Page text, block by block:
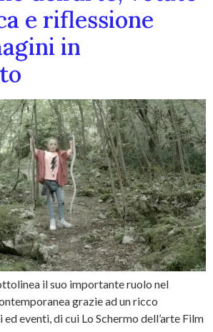
e riflessione
in
il suo importante ruolo nel
grazie ad un ricco
eventi, di cui Lo Schermo dell’arte Film